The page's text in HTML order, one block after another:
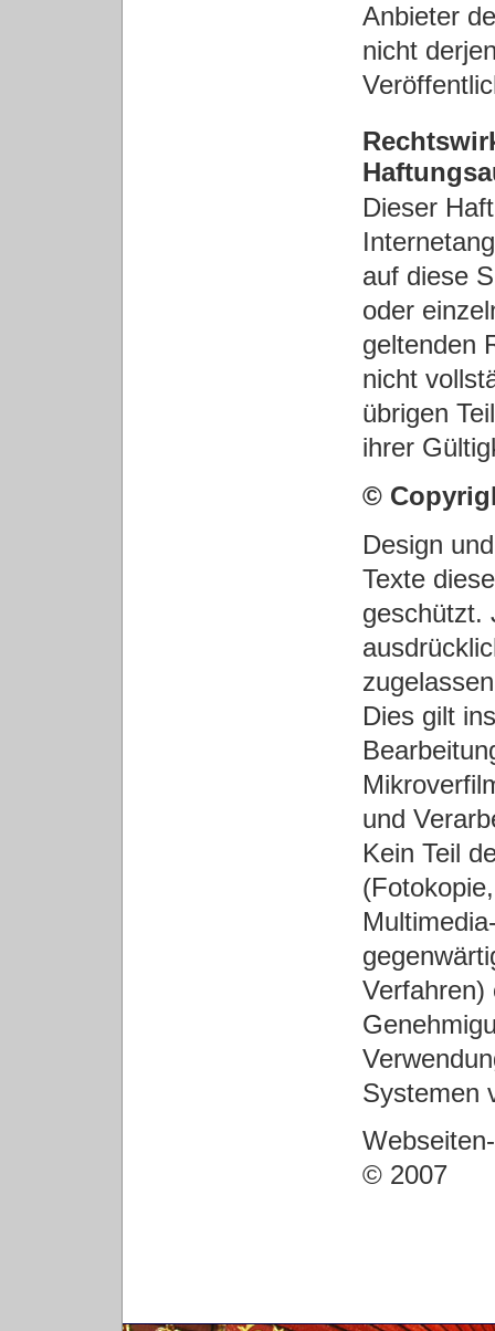
Anbieter
nicht
Dieser
auf diese
oder
geltenden
nicht
übrigen
ihrer
©
Design
Texte
geschützt.
Dies gilt
und
Kein Teil
Verfahren)
Systemen
© 2007